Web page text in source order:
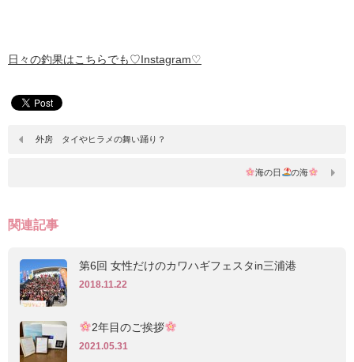
日々の釣果はこちらでも♡Instagram♡
外房 タイやヒラメの舞い踊り？
海の日 の海
関連記事
第6回 女性だけのカワハギフェスタin三浦港
2018.11.22
2年目のご挨拶
2021.05.31